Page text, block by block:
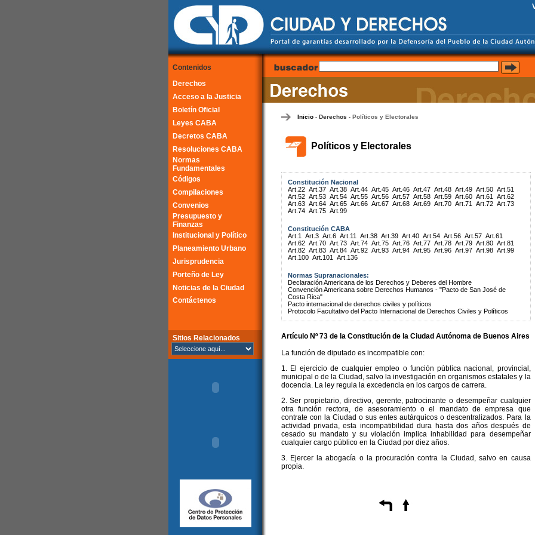
Contenidos
Derechos
Acceso a la Justicia
Boletín Oficial
Leyes CABA
Decretos CABA
Resoluciones CABA
Normas
Fundamentales
Códigos
Compilaciones
Convenios
Presupuesto y
Finanzas
Institucional y Político
Planeamiento Urbano
Jurisprudencia
Porteño de Ley
Noticias de la Ciudad
Contáctenos
Sitios Relacionados
Inicio- Derechos - Políticos y Electorales
Políticos y Electorales
Constitución Nacional
Art.22 Art.37 Art.38 Art.44 Art.45 Art.46 Art.47 Art.48 Art.49 Art.50 Art.51
Art.52 Art.53 Art.54 Art.55 Art.56 Art.57 Art.58 Art.59 Art.60 Art.61
Art.62
Art.63 Art.64 Art.65 Art.66 Art.67 Art.68 Art.69 Art.70 Art.71 Art.72 Art.73
Art.74 Art.75 Art.99
Constitución CABA
Art.1
Art.3 Art.6 Art.11 Art.38 Art.39 Art.40 Art.54 Art.56 Art.57 Art.61
Art.62 Art.70 Art.73 Art.74 Art.75 Art.76 Art.77 Art.78 Art.79 Art.80 Art.81
Art.82 Art.83 Art.84 Art.92 Art.93 Art.94 Art.95 Art.96 Art.97 Art.98 Art.99
Art.100 Art.101 Art.136
Normas Supranacionales:
Declaración Americana de los Derechos y Deberes del Hombre
Convención Americana sobre Derechos Humanos - "Pacto de San José de
Costa Rica"
Pacto internacional de derechos civiles y políticos
Protocolo Facultativo del Pacto Internacional de Derechos Civiles y Políticos
Artículo Nº 73 de la Constituciónde la Ciudad Autónoma de Buenos Aires
La función de diputado es incompatible con:
1. El ejercicio de cualquier empleo o función pública nacional, provincial,
municipal o de la Ciudad, salvo la investigación en organismos estatales y la
docencia. La ley regula la excedencia en los cargos de carrera.
2. Ser propietario, directivo, gerente, patrocinante o desempeñar cualquier
otra función rectora, de asesoramiento o el mandato de empresa que
contrate con la Ciudad o sus entes autárquicos o descentralizados. Para la
actividad privada, esta incompatibilidad dura hasta dos años después de
cesado su mandato y su violación implica inhabilidad para desempeñar
cualquier cargo público en la Ciudad por diez años.
3. Ejercer la abogacía o la procuración contra la Ciudad, salvo en causa
propia.